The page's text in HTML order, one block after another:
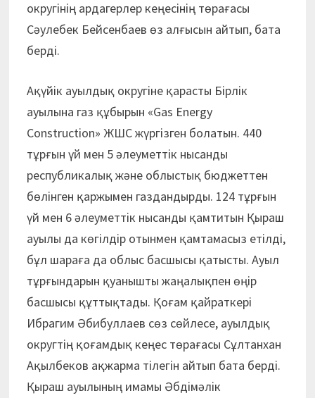
округінің ардагерлер кеңесінің төрағасы
Сәулебек Бейсенбаев өз алғысын айтып, бата
берді.
Ақүйік ауылдық округіне қарасты Бірлік
ауылына газ құбырын «Gas Energy
Construction» ЖШС жүргізген болатын. 440
тұрғын үй мен 5 әлеуметтік нысанды
республикалық және облыстық бюджеттен
бөлінген қаржымен газдандырды. 124 тұрғын
үй мен 6 әлеуметтік нысанды қамтитын Қыраш
ауылы да көгілдір отынмен қамтамасыз етілді,
бұл шараға да облыс басшысы қатысты. Ауыл
тұрғындарын қуанышты жаңалықпен өңір
басшысы құттықтады. Қоғам қайраткері
Ибрагим Әбибуллаев сөз сөйлесе, ауылдық
округтің қоғамдық кеңес төрағасы Сұлтанхан
Ақылбеков ақжарма тілегін айтып бата берді.
Қыраш ауылының имамы Әбдімәлік